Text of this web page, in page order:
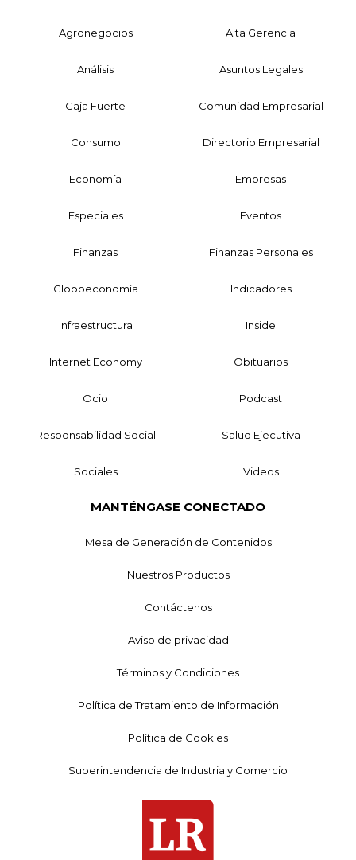
Agronegocios Alta Gerencia
Análisis Asuntos Legales
Caja Fuerte Comunidad Empresarial
Consumo Directorio Empresarial
Economía Empresas
Especiales Eventos
Finanzas Finanzas Personales
Globoeconomía Indicadores
Infraestructura Inside
Internet Economy Obituarios
Ocio Podcast
Responsabilidad Social Salud Ejecutiva
Sociales Videos
MANTÉNGASE CONECTADO
Mesa de Generación de Contenidos
Nuestros Productos
Contáctenos
Aviso de privacidad
Términos y Condiciones
Política de Tratamiento de Información
Política de Cookies
Superintendencia de Industria y Comercio